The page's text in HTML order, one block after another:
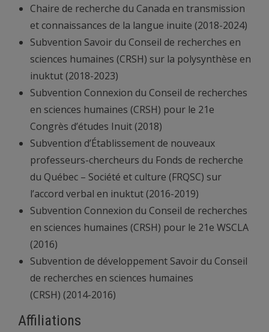
Chaire de recherche du Canada en transmission
et connaissances de la langue inuite (2018-2024)
Subvention Savoir du Conseil de recherches en
sciences humaines (CRSH) sur la polysynthèse en
inuktut (2018-2023)
Subvention Connexion du Conseil de recherches
en sciences humaines (CRSH) pour le 21e
Congrès d’études Inuit (2018)
Subvention d’Établissement de nouveaux
professeurs-chercheurs du Fonds de recherche
du Québec – Société et culture (FRQSC) sur
l’accord verbal en inuktut (2016-2019)
Subvention Connexion du Conseil de recherches
en sciences humaines (CRSH) pour le 21e WSCLA
(2016)
Subvention de développement Savoir du Conseil
de recherches en sciences humaines
(CRSH) (2014-2016)
Affiliations